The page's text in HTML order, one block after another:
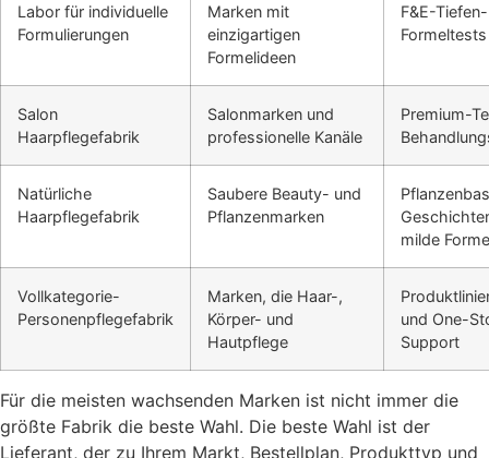
Labor für individuelle
Formulierungen
Marken mit
einzigartigen
Formelideen
F&E-
Formeltests
Salon
Haarpflegefabrik
Salonmarken und
professionelle Kanäle
Premium-
Natürliche
Haarpflegefabrik
Saubere Beauty- und
Pflanzenmarken
milde
Vollkategorie-
Personenpflegefabrik
Marken, die Haar-,
Körper- und
Hautpflege
und One-
Support
Für die meisten wachsenden Marken ist nicht immer die
größte Fabrik die beste Wahl. Die beste Wahl ist der
Lieferant, der zu Ihrem Markt, Bestellplan, Produkttyp und